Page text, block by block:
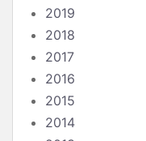
2019
2018
2017
2016
2015
2014